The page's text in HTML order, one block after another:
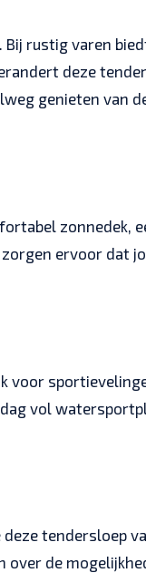
rustig varen
deze
genieten van
zonnedek,
ervoor dat
voor
vol
deze tendersloep
over de